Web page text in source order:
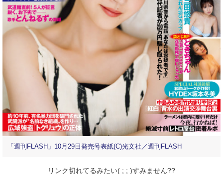
「週刊FLASH」10月29日発売号表紙(C)光文社／週刊FLASH
リンク切れてるみたい( ; ; )すみません??